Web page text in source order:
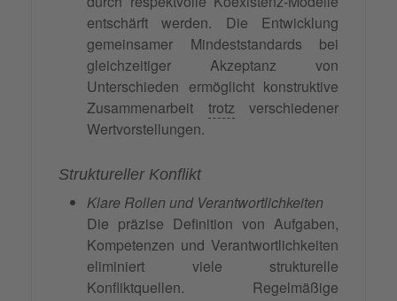
entschärft werden. Die Entwicklung
gemeinsamer Mindeststandards bei
gleichzeitiger Akzeptanz von
Unterschieden ermöglicht konstruktive
Zusammenarbeit trotz verschiedener
Wertvorstellungen.
Struktureller Konflikt
Klare Rollen und Verantwortlichkeiten
Die präzise Definition von Aufgaben,
Kompetenzen und Verantwortlichkeiten
eliminiert viele strukturelle
Konfliktquellen. Regelmäßige